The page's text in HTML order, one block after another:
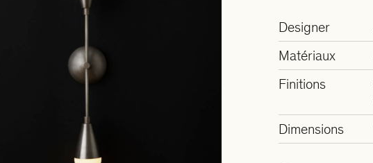
Designer
Matériaux
Finitions
Dimensions